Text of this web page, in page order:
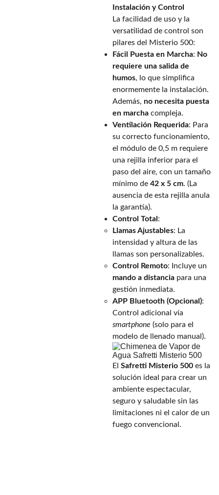
Instalación y Control
La facilidad de uso y la
versatilidad de control son
pilares del Misterio 500:
Fácil Puesta en Marcha: No
requiere una salida de
humos, lo que simplifica
enormemente la instalación.
Además, no necesita puesta
en marcha compleja.
Ventilación Requerida: Para
su correcto funcionamiento,
el módulo de 0,5 m requiere
una rejilla inferior para el
paso del aire, con un tamaño
mínimo de 42 x 5 cm. (La
ausencia de esta rejilla anula
la garantía).
Control Total :
Llamas Ajustables: La
intensidad y altura de las
llamas son personalizables.
Control Remoto: Incluye un
mando a distancia para una
gestión inmediata.
APP Bluetooth (Opcional):
Control adicional vía
smartphone (solo para el
modelo de llenado manual).
El Safretti Misterio 500 es la
solución ideal para crear un
ambiente espectacular,
seguro y saludable sin las
limitaciones ni el calor de un
fuego convencional.